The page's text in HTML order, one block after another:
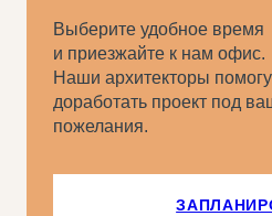
Выберите удобное время
и приезжайте к нам офис.
Наши архитекторы
доработать проект под
пожелания.